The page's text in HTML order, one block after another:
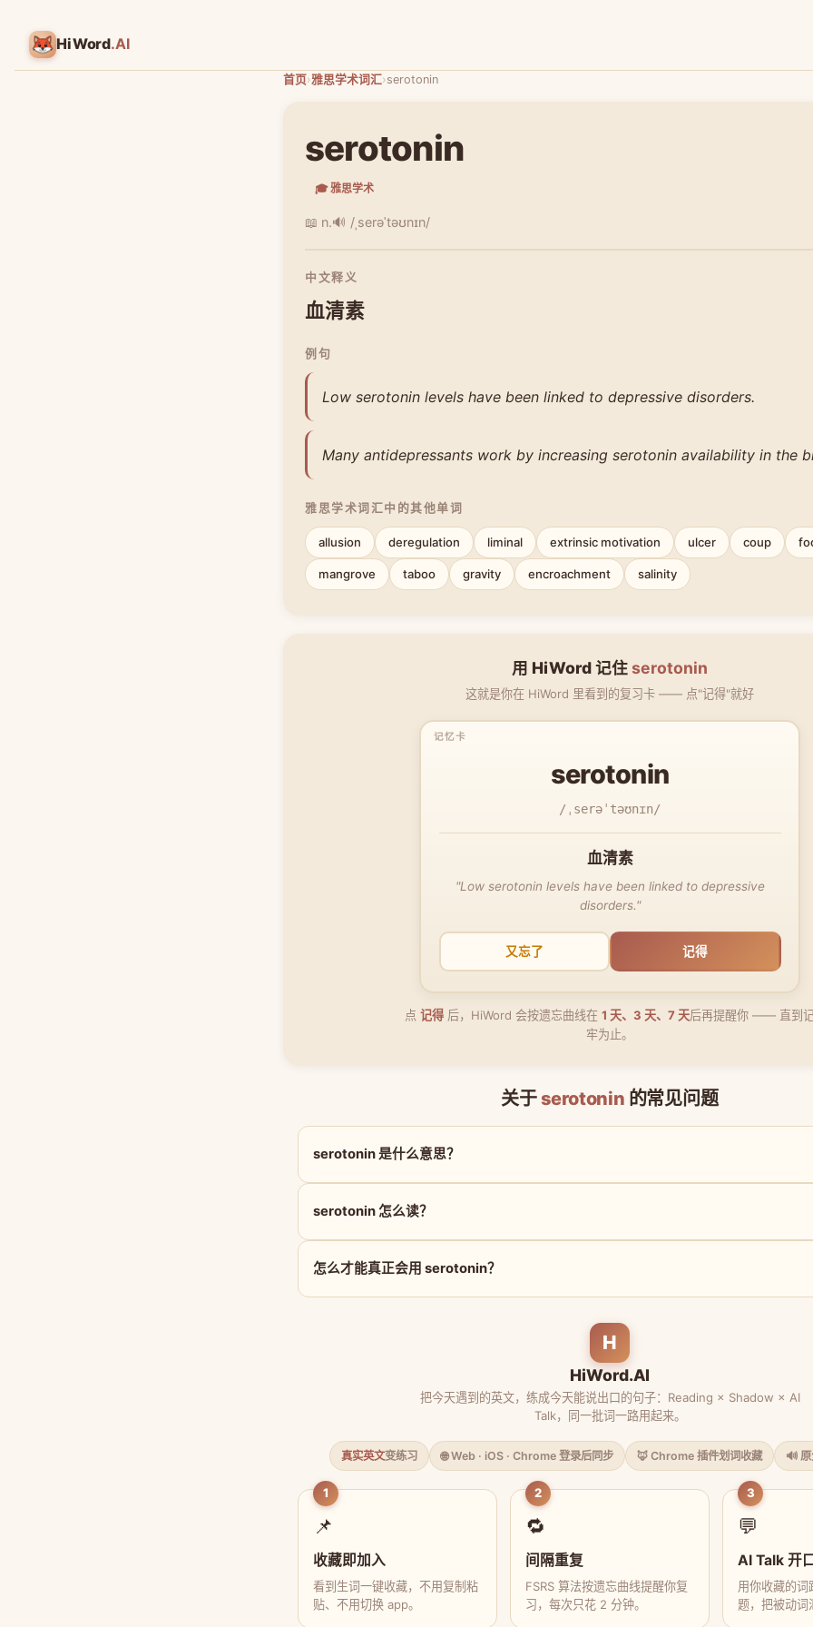
HiWord.AI
首页›雅思学术词汇›serotonin
serotonin
🎓 雅思学术
📖 n.🔊 /ˌserəˈtəʊnɪn/
中文释义
血清素
例句
Low serotonin levels have been linked to depressive disorders.
Many antidepressants work by increasing serotonin availability in the
雅思学术词汇中的其他单词
allusion deregulation liminal extrinsic motivation ulcer coup
mangrove taboo gravity encroachment salinity
用 HiWord 记住serotonin
这就是你在 HiWord 里看到的复习卡 —— 点"记得"就好
serotonin
/ˌserəˈtəʊnɪn/
血清素
"Low serotonin levels have been linked to depressive
disorders."
又忘了 记得
点 记得 后，HiWord 会按遗忘曲线在 1 天、3 天、7 天后再提醒你 —— 直到
牢为止。
关于 serotonin 的常见问题
serotonin 是什么意思？
serotonin 怎么读？
怎么才能真正会用 serotonin？
H
HiWord.AI
把今天遇到的英文，练成今天能说出口的句子：Reading × Shadow × AI
Talk，同一批词一路用起来。
真实英文变练习 🌐 Web · iOS · Chrome 登录后同步 🦊 Chrome 插件划词收藏 🔊
1
📌
收藏即加入
看到生词一键收藏，不用复制粘
贴、不用切换 app。
2
🔁
间隔重复
FSRS 算法按遗忘曲线提醒你复
习，每次只花 2 分钟。
3
💬
AI Talk 开
用你收藏的词
题，把被动词